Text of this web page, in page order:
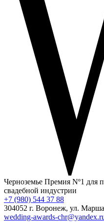
Черноземье Премия Nº1 для
свадебной индустрии
+7 (980) 544 37 88
304052 г. Воронеж, ул.
wedding-awards-